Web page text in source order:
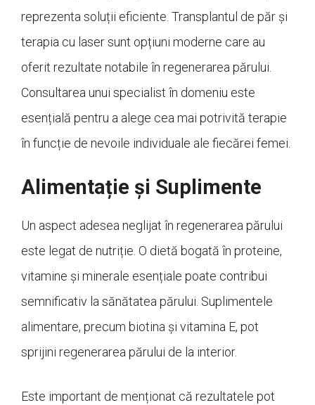
reprezenta soluții eficiente. Transplantul de păr și
terapia cu laser sunt opțiuni moderne care au
oferit rezultate notabile în regenerarea părului.
Consultarea unui specialist în domeniu este
esențială pentru a alege cea mai potrivită terapie
în funcție de nevoile individuale ale fiecărei femei.
Alimentație și Suplimente
Un aspect adesea neglijat în regenerarea părului
este legat de nutriție. O dietă bogată în proteine,
vitamine și minerale esențiale poate contribui
semnificativ la sănătatea părului. Suplimentele
alimentare, precum biotina și vitamina E, pot
sprijini regenerarea părului de la interior.
Este important de menționat că rezultatele pot